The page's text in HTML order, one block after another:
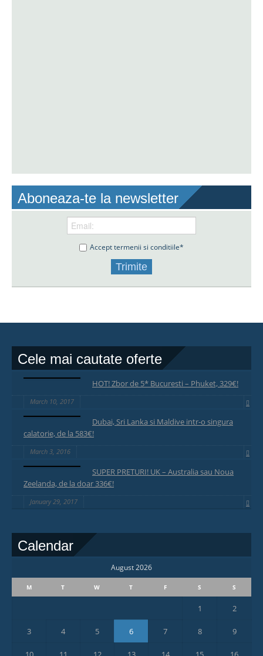
Aboneaza-te la newsletter
Accept termenii si conditiile*
Cele mai cautate oferte
HOT! Zbor de 5* Bucuresti – Phuket, 329€!
March 10, 2017
Dubai, Sri Lanka si Maldive intr-o singura
calatorie, de la 583€!
March 3, 2016
SUPER PRETURI! UK – Australia sau Noua
Zeelanda, de la doar 336€!
January 29, 2017
Calendar
August 2026
M T W T F S S
1 2
3 4 5 6 7 8 9